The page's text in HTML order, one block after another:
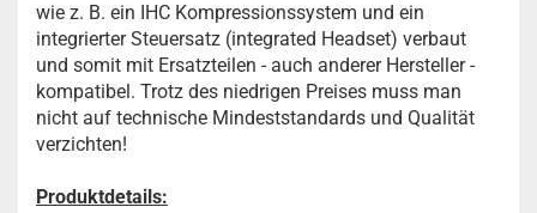
wie z. B. ein IHC Kompressionssystem und ein
integrierter Steuersatz (integrated Headset) verbaut
und somit mit Ersatzteilen - auch anderer Hersteller -
kompatibel. Trotz des niedrigen Preises muss man
nicht auf technische Mindeststandards und Qualität
verzichten!
Produktdetails: